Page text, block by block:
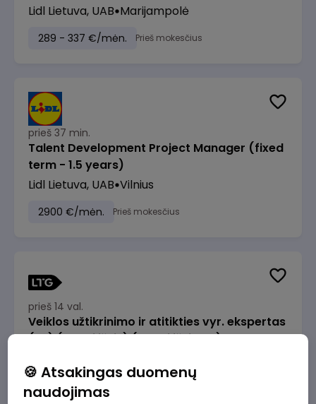
Lidl Lietuva, UAB Marijampolė
289 - 337 €/mėn. Prieš mokesčius
prieš 37 min.
Talent Development Project Manager (fixed
term - 1.5 years)
Lidl Lietuva, UAB Vilnius
2900 €/mėn. Prieš mokesčius
prieš 14 val.
Veiklos užtikrinimo ir atitikties vyr. ekspertas
(-ė) (Radviliškis) (Radviliškis, LT)
2610 - 3910 €/mėn.
🍪 Atsakingas duomenų
naudojimas